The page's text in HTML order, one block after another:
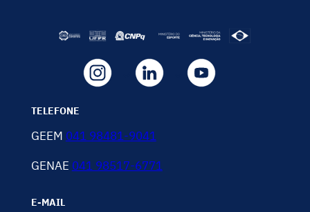
TELEFONE
GEEM 041 98481-9041
GENAE 041 98517-6771
E-MAIL